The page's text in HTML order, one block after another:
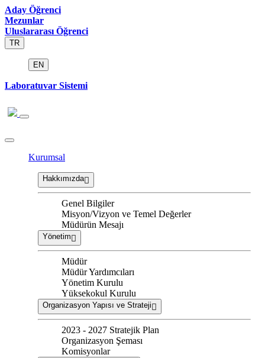
Aday Öğrenci
Mezunlar
Uluslararası Öğrenci
TR
EN
Laboratuvar Sistemi
Kurumsal
Hakkımızda
Genel Bilgiler
Misyon/Vizyon ve Temel Değerler
Müdürün Mesajı
Yönetim
Müdür
Müdür Yardımcıları
Yönetim Kurulu
Yüksekokul Kurulu
Organizasyon Yapısı ve Strateji
2023 - 2027 Stratejik Plan
Organizasyon Şeması
Komisyonlar